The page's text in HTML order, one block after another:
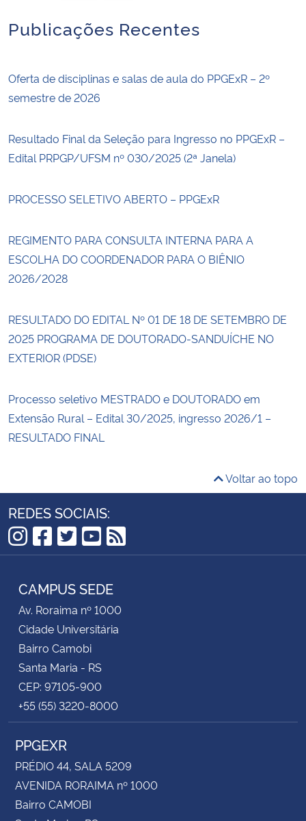
Publicações Recentes
Oferta de disciplinas e salas de aula do PPGExR – 2º
semestre de 2026
Resultado Final da Seleção para Ingresso no PPGExR –
Edital PRPGP/UFSM nº 030/2025 (2ª Janela)
PROCESSO SELETIVO ABERTO – PPGExR
REGIMENTO PARA CONSULTA INTERNA PARA A
ESCOLHA DO COORDENADOR PARA O BIÊNIO
2026/2028
RESULTADO DO EDITAL Nº 01 DE 18 DE SETEMBRO DE
2025 PROGRAMA DE DOUTORADO-SANDUÍCHE NO
EXTERIOR (PDSE)
Processo seletivo MESTRADO e DOUTORADO em
Extensão Rural – Edital 30/2025, ingresso 2026/1 –
RESULTADO FINAL
Voltar ao topo
REDES SOCIAIS:
Instagram
Facebook
Twitter
YouTube
RSS
CAMPUS SEDE
Av. Roraima nº 1000
Cidade Universitária
Bairro Camobi
Santa Maria - RS
CEP: 97105-900
+55 (55) 3220-8000
PPGEXR
PRÉDIO 44, SALA 5209
AVENIDA RORAIMA nº 1000
Bairro CAMOBI